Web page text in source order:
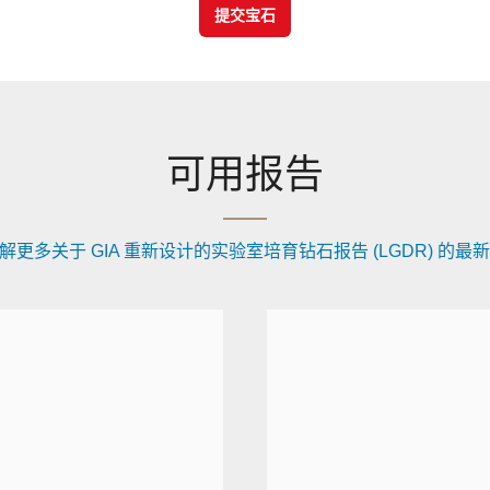
提交宝石
可用报告
更多关于 GIA 重新设计的实验室培育钻石报告 (LGDR) 的最